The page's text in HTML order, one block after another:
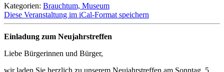
Kategorien: Brauchtum, Museum
Diese Veranstaltung im iCal-Format speichern
Einladung zum Neujahrstreffen
Liebe Bürgerinnen und Bürger,
wir laden Sie herzlich zu unserem Neujahrstreffen am Sonntag, 5.